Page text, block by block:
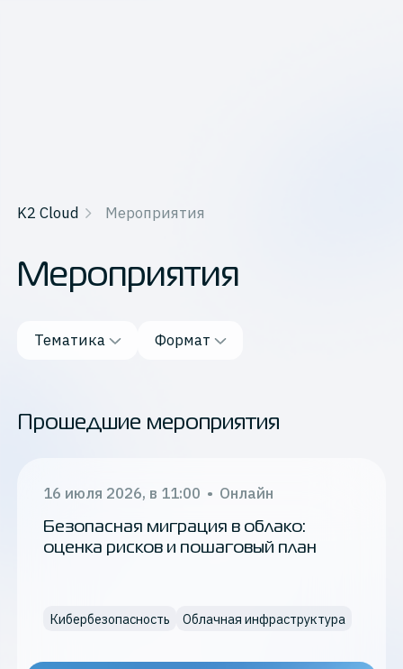
K2 Cloud Мероприятия
Mероприятия
Тематика Формат
Офлайн + онлайн
Применить
Прошедшие мероприятия
16 июля 2026, в 11:00 • Онлайн
Безопасная миграция в облако:
оценка рисков и пошаговый план
Кибербезопасность Облачная инфраструктура